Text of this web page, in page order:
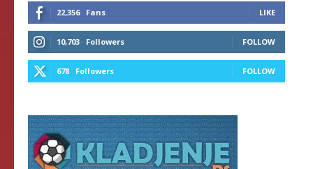
22,356 Fans LIKE
10,703 Followers FOLLOW
678 Followers FOLLOW